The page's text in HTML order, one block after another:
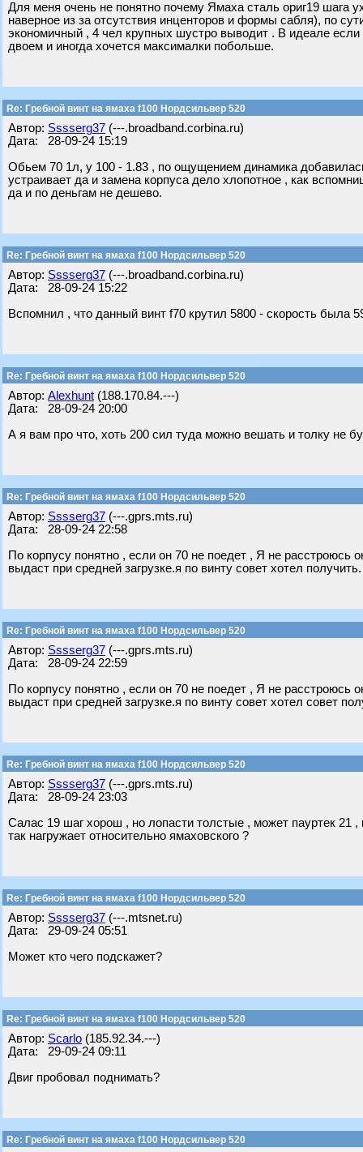
Для меня очень не понятно почему Ямаха сталь ориг19 шага
наверное из за отсутствия инценторов и формы сабля), по
экономичный , 4 чел крупных шустро выводит . В идеале
двоем и иногда хочется максималки побольше.
Re: Гребной винт на ямаха f100 Нордсильвер 520
Автор: Sssserg37 (---.broadband.corbina.ru)
Дата: 28-09-24 15:19
Обьем 70 1л, у 100 - 1.83 , по ощущением динамика
устраивает да и замена корпуса дело хлопотное , как
да и по деньгам не дешево.
Re: Гребной винт на ямаха f100 Нордсильвер 520
Автор: Sssserg37 (---.broadband.corbina.ru)
Дата: 28-09-24 15:22
Вспомнил , что данный винт f70 крутил 5800 - скорость была
Re: Гребной винт на ямаха f100 Нордсильвер 520
Автор: Alexhunt (188.170.84.---)
Дата: 28-09-24 20:00
А я вам про что, хоть 200 сил туда можно вешать и толку не
Re: Гребной винт на ямаха f100 Нордсильвер 520
Автор: Sssserg37 (---.gprs.mts.ru)
Дата: 28-09-24 22:58
По корпусу понятно , если он 70 не поедет , Я не расстроюсь
выдаст при средней загрузке.я по винту совет хотел получить.
Re: Гребной винт на ямаха f100 Нордсильвер 520
Автор: Sssserg37 (---.gprs.mts.ru)
Дата: 28-09-24 22:59
По корпусу понятно , если он 70 не поедет , Я не расстроюсь
выдаст при средней загрузке.я по винту совет хотел совет
Re: Гребной винт на ямаха f100 Нордсильвер 520
Автор: Sssserg37 (---.gprs.mts.ru)
Дата: 28-09-24 23:03
Салас 19 шаг хорош , но лопасти толстые , может пауртек 21
так нагружает относительно ямаховского ?
Re: Гребной винт на ямаха f100 Нордсильвер 520
Автор: Sssserg37 (---.mtsnet.ru)
Дата: 29-09-24 05:51
Может кто чего подскажет?
Re: Гребной винт на ямаха f100 Нордсильвер 520
Автор: Scarlo (185.92.34.---)
Дата: 29-09-24 09:11
Двиг пробовал поднимать?
Re: Гребной винт на ямаха f100 Нордсильвер 520